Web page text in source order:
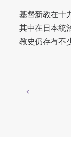
基督新教在十
其中在日本統
教史仍存有不